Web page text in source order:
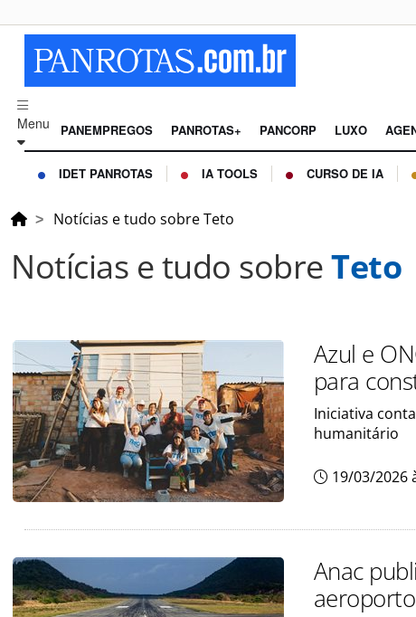
Menu PANEMPREGOS PANROTAS+ PANCORP LUXO
IDET PANROTAS IA TOOLS CURSO DE IA
Notícias e tudo sobre Teto
Notícias e tudo sobreTeto
Azul e
para
Iniciativa
humanitário
19/03/2026
Anac